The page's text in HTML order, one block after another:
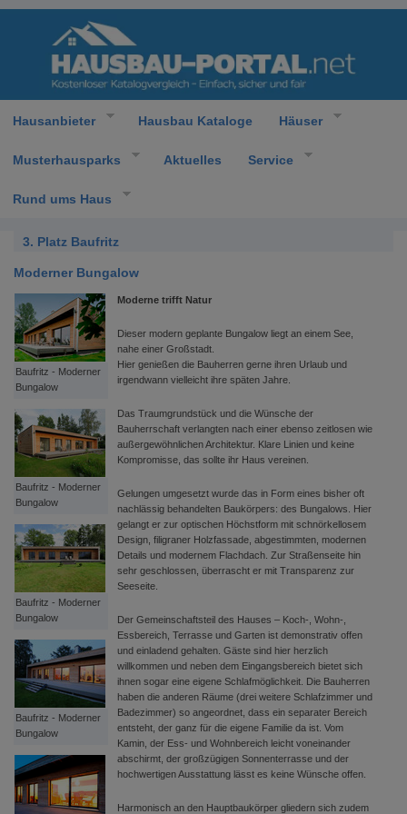
Hausanbieter Hausbau Kataloge Häuser
Musterhausparks Aktuelles Service
Rund ums Haus
3. Platz Baufritz
Moderner Bungalow
Baufritz - Moderner
Bungalow
Baufritz - Moderner
Bungalow
Baufritz - Moderner
Bungalow
Baufritz - Moderner
Bungalow
Moderne trifft Natur
Dieser modern geplante Bungalow liegt an einem See,
nahe einer Großstadt.
Hier genießen die Bauherren gerne ihren Urlaub und
irgendwann vielleicht ihre späten Jahre.
Das Traumgrundstück und die Wünsche der
Bauherrschaft verlangten nach einer ebenso zeitlosen wie
außergewöhnlichen Architektur. Klare Linien und keine
Kompromisse, das sollte ihr Haus vereinen.
Gelungen umgesetzt wurde das in Form eines bisher oft
nachlässig behandelten Baukörpers: des Bungalows. Hier
gelangt er zur optischen Höchstform mit schnörkellosem
Design, filigraner Holzfassade, abgestimmten, modernen
Details und modernem Flachdach. Zur Straßenseite hin
sehr geschlossen, überrascht er mit Transparenz zur
Seeseite.
Der Gemeinschaftsteil des Hauses – Koch-, Wohn-,
Essbereich, Terrasse und Garten ist demonstrativ offen
und einladend gehalten. Gäste sind hier herzlich
willkommen und neben dem Eingangsbereich bietet sich
ihnen sogar eine eigene Schlafmöglichkeit. Die Bauherren
haben die anderen Räume (drei weitere Schlafzimmer und
Badezimmer) so angeordnet, dass ein separater Bereich
entsteht, der ganz für die eigene Familie da ist. Vom
Kamin, der Ess- und Wohnbereich leicht voneinander
abschirmt, der großzügigen Sonnenterrasse und der
hochwertigen Ausstattung lässt es keine Wünsche offen.
Harmonisch an den Hauptbaukörper gliedern sich zudem